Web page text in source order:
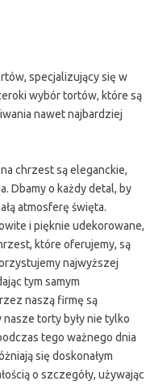
specjalizujący się w
wybór tortów, które są
nawet najbardziej
chrzest są eleganckie,
Dbamy o każdy detal, by
atmosferę święta.
i pięknie udekorowane,
które oferujemy, są
najwyższej
tym samym
naszą firmę są
torty były nie tylko
tego ważnego dnia
się doskonałym
o szczegóły, używając